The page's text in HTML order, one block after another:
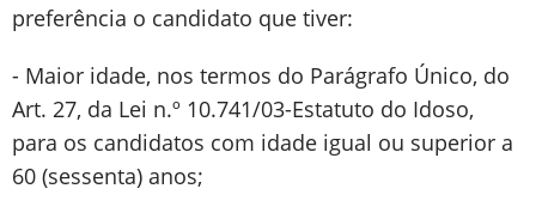
preferência o candidato que tiver:
- Maior idade, nos termos do Parágrafo Único, do
Art. 27, da Lei n.º 10.741/03-Estatuto do Idoso,
para os candidatos com idade igual ou superior a
60 (sessenta) anos;